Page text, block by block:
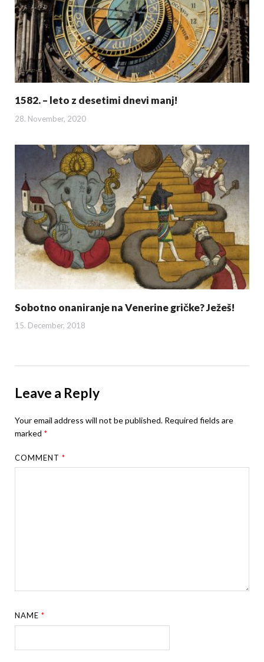
1582. – leto z desetimi dnevi manj!
28. November, 2020
Sobotno onaniranje na Venerine gričke? Ježeš!
15. December, 2018
Leave a Reply
Your email address will not be published. Required fields are
marked *
COMMENT*
NAME*